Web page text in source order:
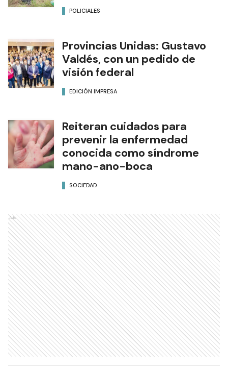
POLICIALES
Provincias Unidas: Gustavo
Valdés, con un pedido de
visión federal
EDICIÓN IMPRESA
Reiteran cuidados para
prevenir la enfermedad
conocida como síndrome
mano-ano-boca
SOCIEDAD
Ads